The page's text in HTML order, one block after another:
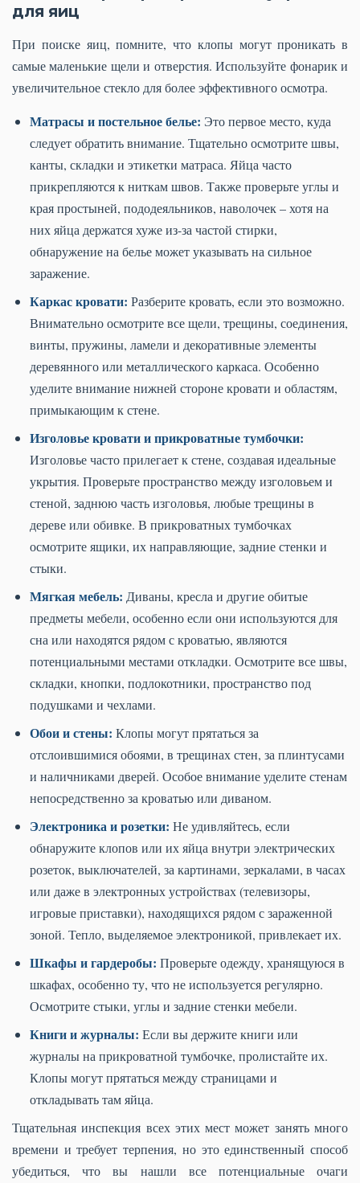
для яиц
При поиске яиц, помните, что клопы могут проникать в
самые маленькие щели и отверстия. Используйте фонарик и
увеличительное стекло для более эффективного осмотра.
Матрасы и постельное белье: Это первое место, куда
следует обратить внимание. Тщательно осмотрите швы,
канты, складки и этикетки матраса. Яйца часто
прикрепляются к ниткам швов. Также проверьте углы и
края простыней, пододеяльников, наволочек – хотя на
них яйца держатся хуже из-за частой стирки,
обнаружение на белье может указывать на сильное
заражение.
Каркас кровати: Разберите кровать, если это возможно.
Внимательно осмотрите все щели, трещины, соединения,
винты, пружины, ламели и декоративные элементы
деревянного или металлического каркаса. Особенно
уделите внимание нижней стороне кровати и областям,
примыкающим к стене.
Изголовье кровати и прикроватные тумбочки:
Изголовье часто прилегает к стене, создавая идеальные
укрытия. Проверьте пространство между изголовьем и
стеной, заднюю часть изголовья, любые трещины в
дереве или обивке. В прикроватных тумбочках
осмотрите ящики, их направляющие, задние стенки и
стыки.
Мягкая мебель: Диваны, кресла и другие обитые
предметы мебели, особенно если они используются для
сна или находятся рядом с кроватью, являются
потенциальными местами откладки. Осмотрите все швы,
складки, кнопки, подлокотники, пространство под
подушками и чехлами.
Обои и стены: Клопы могут прятаться за
отслоившимися обоями, в трещинах стен, за плинтусами
и наличниками дверей. Особое внимание уделите стенам
непосредственно за кроватью или диваном.
Электроника и розетки: Не удивляйтесь, если
обнаружите клопов или их яйца внутри электрических
розеток, выключателей, за картинами, зеркалами, в часах
или даже в электронных устройствах (телевизоры,
игровые приставки), находящихся рядом с зараженной
зоной. Тепло, выделяемое электроникой, привлекает их.
Шкафы и гардеробы: Проверьте одежду, хранящуюся в
шкафах, особенно ту, что не используется регулярно.
Осмотрите стыки, углы и задние стенки мебели.
Книги и журналы: Если вы держите книги или
журналы на прикроватной тумбочке, пролистайте их.
Клопы могут прятаться между страницами и
откладывать там яйца.
Тщательная инспекция всех этих мест может занять много
времени и требует терпения, но это единственный способ
убедиться, что вы нашли все потенциальные очаги